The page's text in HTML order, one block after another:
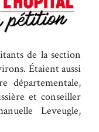
de la section
Étaient aussi
départementale,
et conseiller
Leveugle,